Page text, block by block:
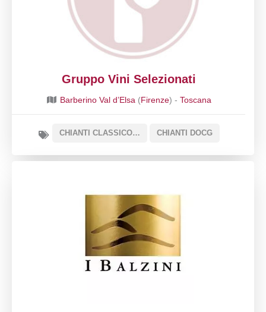
Gruppo Vini Selezionati
Barberino Val d’Elsa (Firenze) - Toscana
CHIANTI CLASSICO DOCG CHIANTI DOCG